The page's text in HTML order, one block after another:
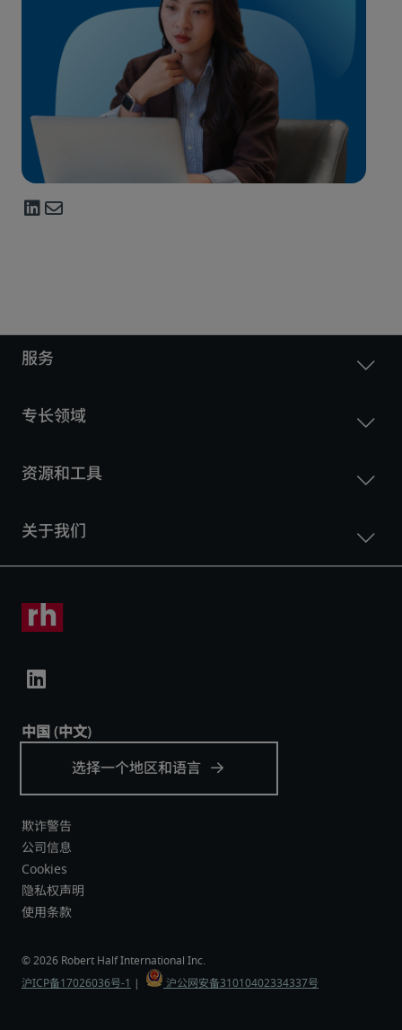
欺诈警告
公司信息
Cookies
隐私权声明
使用条款
沪ICP备17026036号-1 沪公网安备31010402334337号